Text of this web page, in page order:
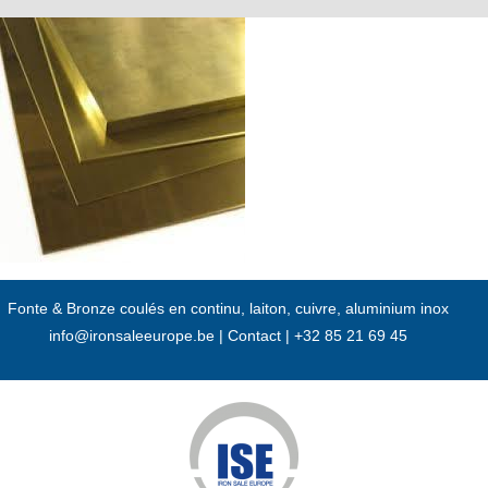
Passer
au
contenu
Fonte & Bronze coulés en continu, laiton, cuivre, aluminium inox
info@ironsaleeurope.be| Contact | +32 85 21 69 45